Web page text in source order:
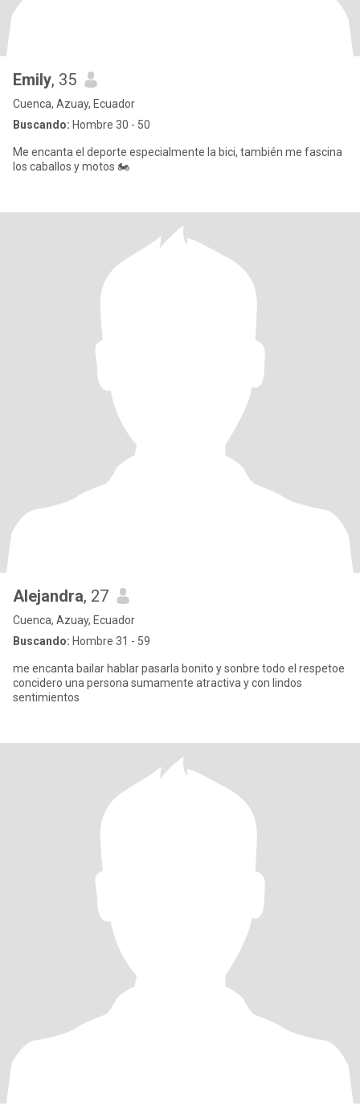
Emily, 35
Cuenca, Azuay, Ecuador
Buscando: Hombre 30 - 50
Me encanta el deporte especialmente la bici, también me fascina
los caballos y motos 🏍
Alejandra, 27
Cuenca, Azuay, Ecuador
Buscando: Hombre 31 - 59
me encanta bailar hablar pasarla bonito y sonbre todo el respetoe
concidero una persona sumamente atractiva y con lindos
sentimientos